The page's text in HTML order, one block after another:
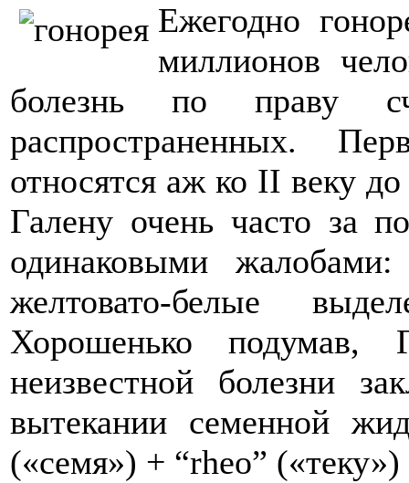
Ежегодно
миллионов
болезнь по праву
распространенных.
относятся аж ко II веку
Галену очень часто за
одинаковыми
желтовато-белые
Хорошенько подумав,
неизвестной болезни
вытекании семенной
(«семя») + “rheo” («теку»)